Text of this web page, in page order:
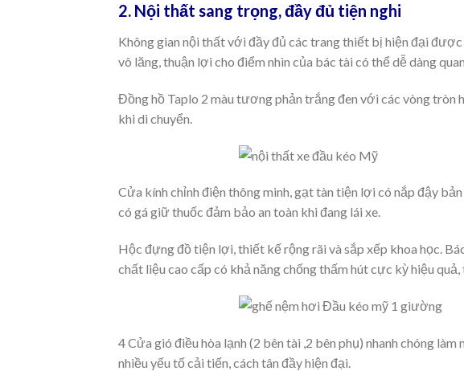
2. Nội thất sang trọng, đầy đủ tiện nghi
Không gian nội thất với đầy đủ các trang thiết bị hiện đại
vô lăng, thuận lợi cho điểm nhìn của bác tài có thể dễ dàng
Đồng hồ Taplo 2 màu tương phản trắng đen với các vòng tròn
khi di chuyển.
Cửa kính chỉnh điện thông minh, gạt tàn tiện lợi có nắp đậy
có gá giữ thuốc đảm bảo an toàn khi đang lái xe.
Hộc đựng đồ tiện lợi, thiết kế rộng rãi và sắp xếp khoa học.
chất liệu cao cấp có khả năng chống thấm hút cực kỳ hiệu
4 Cửa gió điều hòa lạnh (2 bên tài ,2 bên phụ) nhanh chóng
nhiều yếu tố cải tiến, cách tân đầy hiện đại.